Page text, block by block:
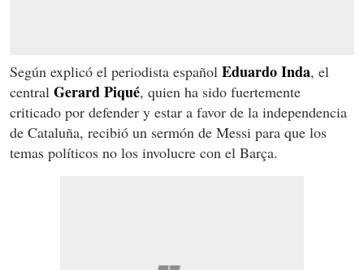
Según explicó el periodista español Eduardo Inda, el
central Gerard Piqué, quien ha sido fuertemente
criticado por defender y estar a favor de la independencia
de Cataluña, recibió un sermón de Messi para que los
temas políticos no los involucre con el Barça.